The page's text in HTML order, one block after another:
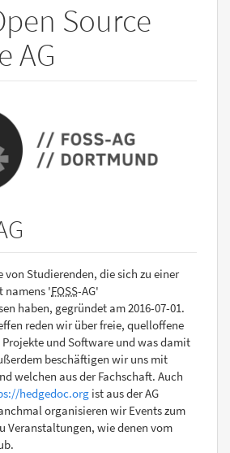
Source
AG
von Studierenden, die sich zu einer
namens 'FOSS-AG'
haben, gegründet am 2016-07-01.
reden wir über freie, quelloffene
und Software und was damit
beschäftigen wir uns mit
welchen aus der Fachschaft. Auch
hedgedoc.org ist aus der AG
organisieren wir Events zum
Veranstaltungen, wie denen vom